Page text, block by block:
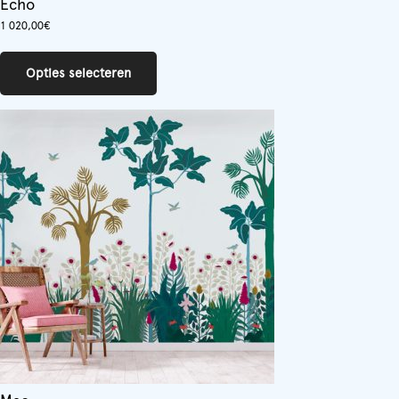
Echo
1 020,00€
Opties selecteren
variaties.
Deze
optie
kan
gekozen
worden
de
productpagina